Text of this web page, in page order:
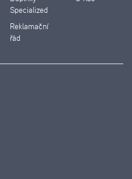
Specialized
Reklamační
řád